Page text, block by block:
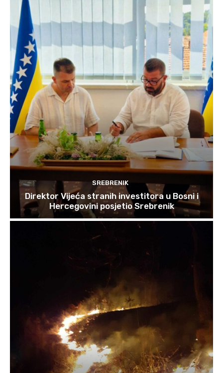
SREBRENIK
Direktor Vijeća stranih investitora u Bosni i
Hercegovini posjetio Srebrenik